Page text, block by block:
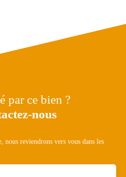
par ce bien ?
nous
reviendrons vers vous dans les